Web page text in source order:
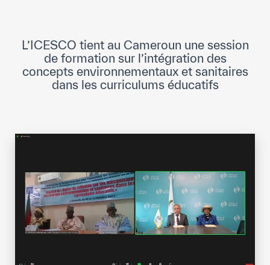
Normes Internationales de Qualité et
d’Excellence
Partenariats
Notre impact
Objectifs de développement durable
L’ICESCO tient au Cameroun une session
de formation sur l’intégration des
concepts environnementaux et sanitaires
dans les curriculums éducatifs